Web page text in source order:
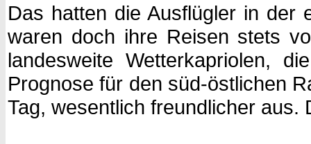
Das hatten die Ausflügler in der
waren doch ihre Reisen stets
landesweite Wetterkapriolen,
Prognose für den süd-östlichen
Tag, wesentlich freundlicher